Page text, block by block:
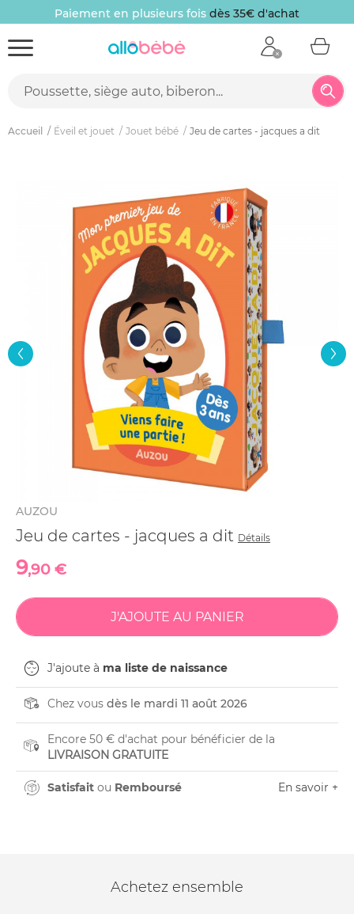
Paiement en plusieurs fois dès 35€ d'achat
Accueil Éveil et jouet Jouet bébé Jeu de cartes - jacques a dit
AUZOU
Jeu de cartes - jacques a dit Détails
9,90 €
J'ajoute à ma liste de naissance
Chez vous dès le mardi 11 août 2026
Encore 50 € d'achat pour bénéficier de la
LIVRAISON GRATUITE
Satisfait ou Remboursé En savoir +
Achetez ensemble